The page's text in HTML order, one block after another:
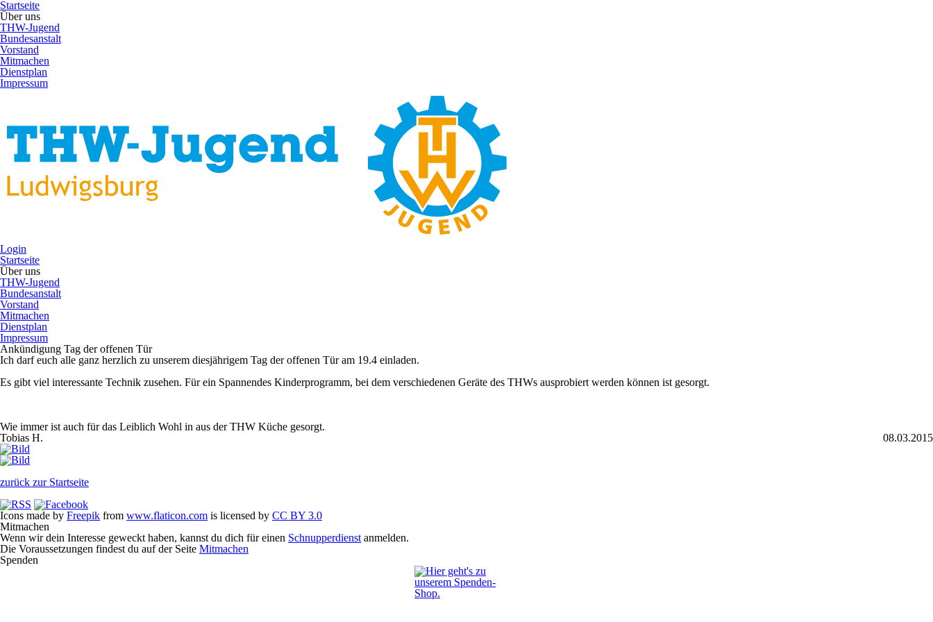
Startseite
Über uns
THW-Jugend
Bundesanstalt
Vorstand
Mitmachen
Dienstplan
Impressum
Login
Startseite
Über uns
THW-Jugend
Bundesanstalt
Vorstand
Mitmachen
Dienstplan
Impressum
Ankündigung Tag der offenen Tür
Ich darf euch alle ganz herzlich zu unserem diesjährigem Tag der offenen Tür am 19.4 einladen.
Es gibt viel interessante Technik zusehen. Für ein Spannendes Kinderprogramm, bei dem verschiedenen Geräte des THWs ausprobiert werden können ist gesorgt.
Wie immer ist auch für das Leiblich Wohl in aus der THW Küche gesorgt.
Tobias H.
08.03.2015
zurück zur Startseite
Icons made by Freepik from www.flaticon.com is licensed by CC BY 3.0
Mitmachen
Wenn wir dein Interesse geweckt haben, kannst du dich für einen Schnupperdienst anmelden.
Die Voraussetzungen findest du auf der Seite Mitmachen
Spenden